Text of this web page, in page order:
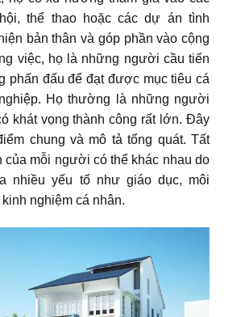
thể thao hoặc các dự án tình
bản thân và góp phần vào cộng
việc, họ là những người cầu tiến
phấn đấu để đạt được mục tiêu cá
Họ thường là những người
khát vọng thành công rất lớn. Đây
chung và mô tả tổng quát. Tất
của mỗi người có thể khác nhau do
nhiều yếu tố như giáo dục, môi
nghiệm cá nhân.